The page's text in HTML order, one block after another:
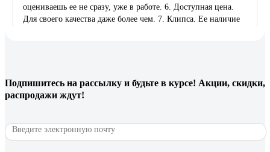
оцениваешь ее не сразу, уже в работе. 6. Доступная цена.
Для своего качества даже более чем. 7. Клипса. Ее наличие
патрон и возможность работы без патрона. 10. Подсветка
рабочей зоны и индикация заряда аккумулятора. 11. Быстрая,
умная зарядка. И на данный момент (2017г), одно из самых
отдельно! 12. Аккумуляторы. Хорошие, емкие аккумуляторы
(есть с чем сравнить). Разборные. Устойчивые. 13. Кейс. Он
Подпишитесь на рассылку и будьте в курсе! Акции, скидки,
распродажи ждут!